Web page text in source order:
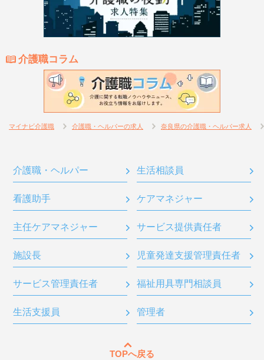
介護職コラム
マイナビ介護職 介護職・ヘルパーの求人 奈良県の介護職・ヘルパー求人
介護職・ヘルパー 生活相談員
看護助手 ケアマネジャー
主任ケアマネジャー サービス提供責任者
施設長 児童発達支援管理責任者
サービス管理責任者 福祉用具専門相談員
生活支援員 管理者
TOPへ戻る